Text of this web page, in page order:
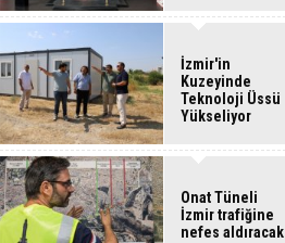
Çağrısı
İzmir'in
Kuzeyinde
Teknoloji Üssü
Yükseliyor
Onat Tüneli
İzmir trafiğine
nefes aldıracak